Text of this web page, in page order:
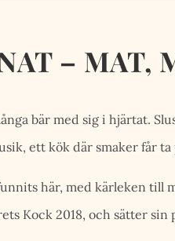
–
bär med sig i hjärtat.
ett kök där smaker får
här, med kärleken till
Kock 2018, och sätter